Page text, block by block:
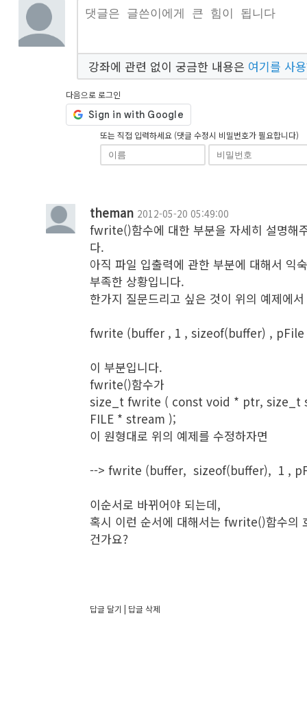
강좌에 관련 없이 궁금한 내용은 여기를 사
다음으로 로그인
또는 직접 입력하세요 (댓글 수정시 비밀번호가 필요합니다)
theman 2012-05-20 05:49:00
fwrite()함수에 대한 부분을 자세히 설명해
다.
아직 파일 입출력에 관한 부분에 대해서 익
부족한 상황입니다.
한가지 질문드리고 싶은 것이 위의 예제에서
fwrite (buffer , 1 , sizeof(buffer) , pFile
이 부분입니다.
fwrite()함수가
size_t fwrite ( const void * ptr, size_t
FILE * stream );
이 원형대로 위의 예제를 수정하자면
--> fwrite (buffer,  sizeof(buffer),  1 ,
이순서로 바뀌어야 되는데,
혹시 이런 순서에 대해서는 fwrite()함수의
건가요?
답글 달기 답글 삭제